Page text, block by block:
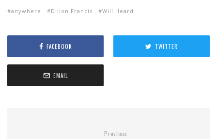
anywhere Dillon Francis Will Heard
FACEBOOK TWITTER
EMAIL
Previous